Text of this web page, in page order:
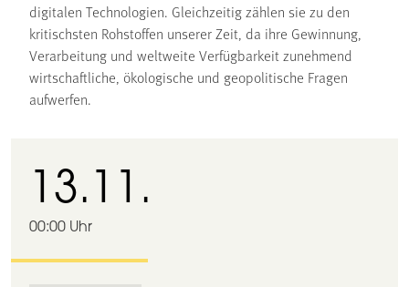
digitalen Technologien. Gleichzeitig zählen sie zu den
kritischsten Rohstoffen unserer Zeit, da ihre Gewinnung,
Verarbeitung und weltweite Verfügbarkeit zunehmend
wirtschaftliche, ökologische und geopolitische Fragen
aufwerfen.
13.11.
00:00 Uhr